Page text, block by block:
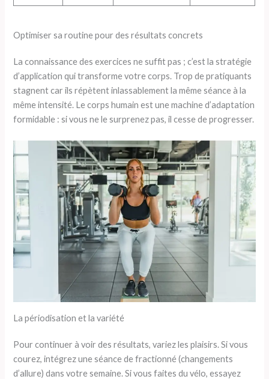
Optimiser sa routine pour des résultats concrets
La connaissance des exercices ne suffit pas ; c’est la stratégie
d’application qui transforme votre corps. Trop de pratiquants
stagnent car ils répètent inlassablement la même séance à la
même intensité. Le corps humain est une machine d’adaptation
formidable : si vous ne le surprenez pas, il cesse de progresser.
La périodisation et la variété
Pour continuer à voir des résultats, variez les plaisirs. Si vous
courez, intégrez une séance de fractionné (changements
d’allure) dans votre semaine. Si vous faites du vélo, essayez